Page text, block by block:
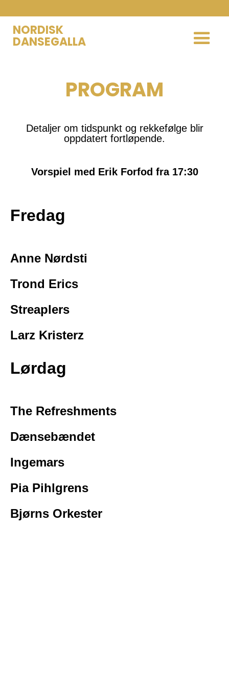
NORDISK
DANSEGALLA
PROGRAM
Detaljer om tidspunkt og rekkefølge blir
oppdatert fortløpende.
Vorspiel med Erik Forfod fra 17:30
Fredag
Anne Nørdsti
Trond Erics
Streaplers
Larz Kristerz
Lørdag
The Refreshments
Dænsebændet
Ingemars
Pia Pihlgrens
Bjørns Orkester